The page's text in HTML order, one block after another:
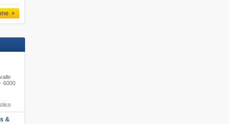
6000
&